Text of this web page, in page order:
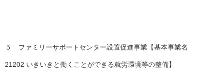
５ ファミリーサポートセンター設置促進事業【基本事業名
21202 いきいきと働くことができる就労環境等の整備】